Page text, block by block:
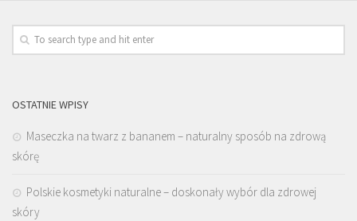
OSTATNIE WPISY
Maseczka na twarz z bananem – naturalny sposób na zdrową
skórę
Polskie kosmetyki naturalne – doskonały wybór dla zdrowej
skóry